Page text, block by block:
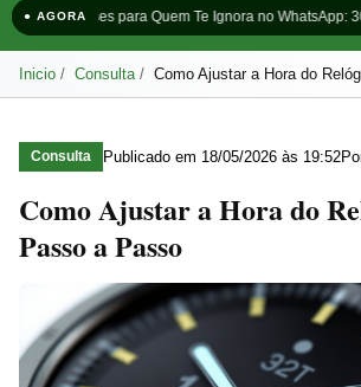
● AGORAFrases para Quem Te Ignora no WhatsApp:
Inicio Consulta Como Ajustar a Hora do
Consulta Publicado em 18/05/2026 às 19:52
Como Ajustar a Hora do
Passo a Passo